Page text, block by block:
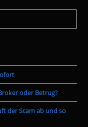
the
oder Betrug?
der Scam ab und so